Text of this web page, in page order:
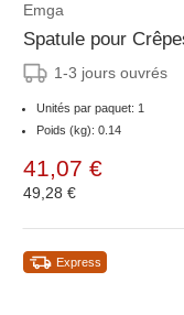
Emga
Spatule pour
1-3 jours ouvrés
Unités par paquet: 1
Poids (kg): 0.14
41,07 €
49,28 €
Express